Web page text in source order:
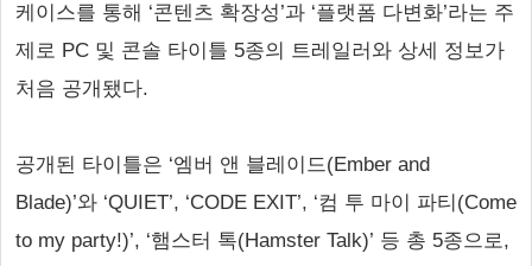
케이스를 통해 ‘콘텐츠 확장성’과 ‘플랫폼 다변화’라는 주
제로 PC 및 콘솔 타이틀 5종의 트레일러와 상세 정보가
처음 공개됐다.
공개된 타이틀은 ‘엠버 앤 블레이드(Ember and
Blade)’와 ‘QUIET’, ‘CODE EXIT’, ‘컴 투 마이 파티(Come
to my party!)’, ‘햄스터 톡(Hamster Talk)’ 등 총 5종으로,